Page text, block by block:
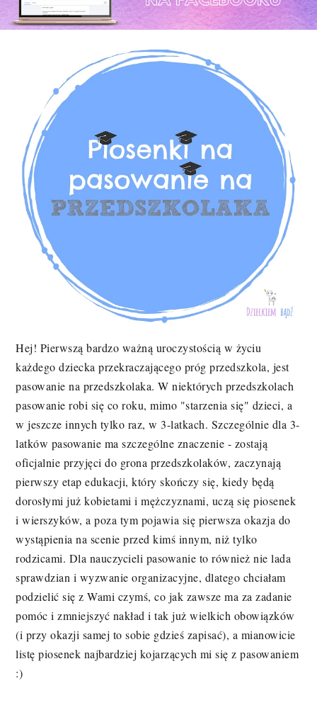
Hej! Pierwszą bardzo ważną uroczystością w życiu
każdego dziecka przekraczającego próg przedszkola, jest
pasowanie na przedszkolaka. W niektórych przedszkolach
pasowanie robi się co roku, mimo "starzenia się" dzieci, a
w jeszcze innych tylko raz, w 3-latkach. Szczególnie dla 3-
latków pasowanie ma szczególne znaczenie - zostają
oficjalnie przyjęci do grona przedszkolaków, zaczynają
pierwszy etap edukacji, który skończy się, kiedy będą
dorosłymi już kobietami i mężczyznami, uczą się piosenek
i wierszyków, a poza tym pojawia się pierwsza okazja do
wystąpienia na scenie przed kimś innym, niż tylko
rodzicami. Dla nauczycieli pasowanie to również nie lada
sprawdzian i wyzwanie organizacyjne, dlatego chciałam
podzielić się z Wami czymś, co jak zawsze ma za zadanie
pomóc i zmniejszyć nakład i tak już wielkich obowiązków
(i przy okazji samej to sobie gdzieś zapisać), a mianowicie
listę piosenek najbardziej kojarzących mi się z pasowaniem
:)